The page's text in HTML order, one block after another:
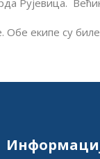
Рујевица.
Обе екипе су